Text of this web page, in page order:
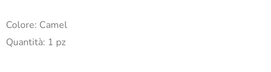
Colore: Camel
Quantità: 1 pz